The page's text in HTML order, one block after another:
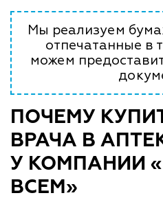
Мы реализуем
отпечатанные в
можем
ПОЧЕМУ
ВРАЧА В
У КОМПАНИИ
ВСЕМ»